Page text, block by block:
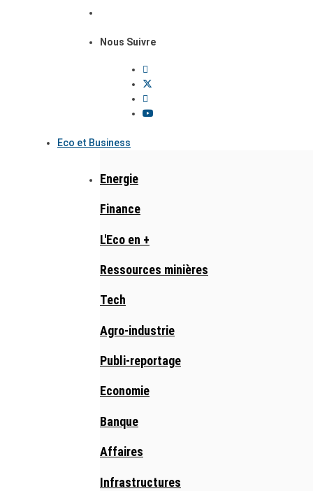
Nous Suivre
Eco et Business
Energie
Finance
L'Eco en +
Ressources minières
Tech
Agro-industrie
Publi-reportage
Economie
Banque
Affaires
Infrastructures